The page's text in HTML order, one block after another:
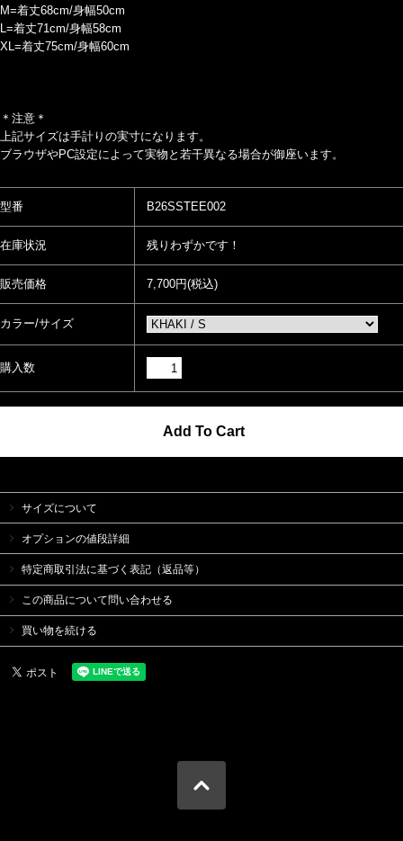
M=着丈68cm/身幅50cm
L=着丈71cm/身幅58cm
XL=着丈75cm/身幅60cm
＊注意＊
上記サイズは手計りの実寸になります。
ブラウザやPC設定によって実物と若干異なる場合が御座います。
型番 B26SSTEE002
在庫状況 残りわずかです！
販売価格 7,700円(税込)
カラー/サイズ
購入数
サイズについて
オプションの値段詳細
特定商取引法に基づく表記（返品等）
この商品について問い合わせる
買い物を続ける